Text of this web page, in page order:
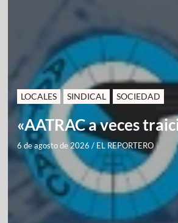
LOCALES SINDICAL SOCIEDAD
«AATRAC a veces
6 de agosto de 2026 / EL REPORTERO